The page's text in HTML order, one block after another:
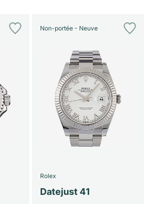
Non-portée - Neuve
Rolex
Datejust 41